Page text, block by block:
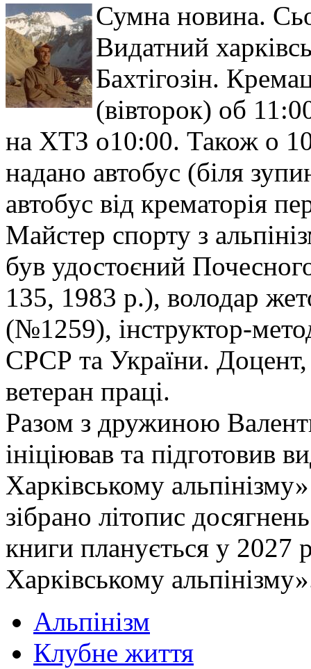
Сумна новина.
Видатний
Бахтігозін.
(вівторок) об
на ХТЗ о10:00. Також о
надано автобус (біля
автобус від крематорія
Майстер спорту з
був удостоєний
135, 1983 р.), володар
(№1259), інструктор-
СРСР та України. Доцент,
ветеран праці.
Разом з дружиною
ініціював та підготовив
Харківському
зібрано літопис
книги планується у 2027
Харківському
Альпінізм
Клубне життя